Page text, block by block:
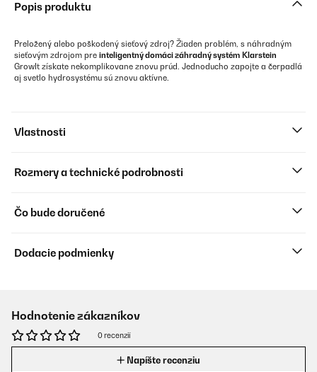
Popis produktu
Preložený alebo poškodený sieťový zdroj? Žiaden problém, s náhradným
sieťovým zdrojom pre inteligentný domáci záhradný systém Klarstein
GrowIt získate nekomplikovane znovu prúd. Jednoducho zapojte a čerpadlá
aj svetlo hydrosystému sú znovu aktívne.
Vlastnosti
Rozmery a technické podrobnosti
Čo bude doručené
Dodacie podmienky
Hodnotenie zákazníkov
0 recenzií
Napíšte recenziu